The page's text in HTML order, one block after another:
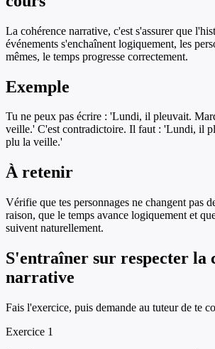
La cohérence narrative, c'est s'assurer que
événements s'enchaînent logiquement, les
mêmes, le temps progresse correctement.
Exemple
Tu ne peux pas écrire : 'Lundi, il pleuvait.
veille.' C'est contradictoire. Il faut : 'Lundi, il
plu la veille.'
À retenir
Vérifie que tes personnages ne changent pas
raison, que le temps avance logiquement et
suivent naturellement.
S'entraîner sur respecter la
narrative
Fais l'exercice, puis demande au tuteur de te
Exercice 1